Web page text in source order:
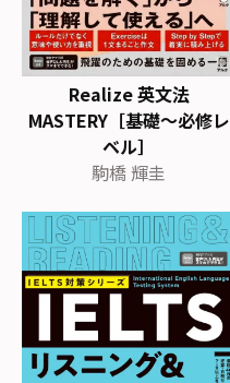
Realize 英文法
MASTERY［基礎～必修レ
ベル］
駒橋 輝圭